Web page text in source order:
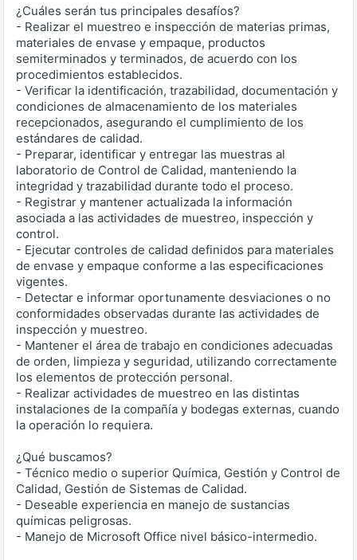
¿Cuáles serán tus principales desafíos?
- Realizar el muestreo e inspección de materias primas,
materiales de envase y empaque, productos
semiterminados y terminados, de acuerdo con los
procedimientos establecidos.
- Verificar la identificación, trazabilidad, documentación y
condiciones de almacenamiento de los materiales
recepcionados, asegurando el cumplimiento de los
estándares de calidad.
- Preparar, identificar y entregar las muestras al
laboratorio de Control de Calidad, manteniendo la
integridad y trazabilidad durante todo el proceso.
- Registrar y mantener actualizada la información
asociada a las actividades de muestreo, inspección y
control.
- Ejecutar controles de calidad definidos para materiales
de envase y empaque conforme a las especificaciones
vigentes.
- Detectar e informar oportunamente desviaciones o no
conformidades observadas durante las actividades de
inspección y muestreo.
- Mantener el área de trabajo en condiciones adecuadas
de orden, limpieza y seguridad, utilizando correctamente
los elementos de protección personal.
- Realizar actividades de muestreo en las distintas
instalaciones de la compañía y bodegas externas, cuando
la operación lo requiera.
¿Qué buscamos?
- Técnico medio o superior Química, Gestión y Control de
Calidad, Gestión de Sistemas de Calidad.
- Deseable experiencia en manejo de sustancias
químicas peligrosas.
- Manejo de Microsoft Office nivel básico-intermedio.